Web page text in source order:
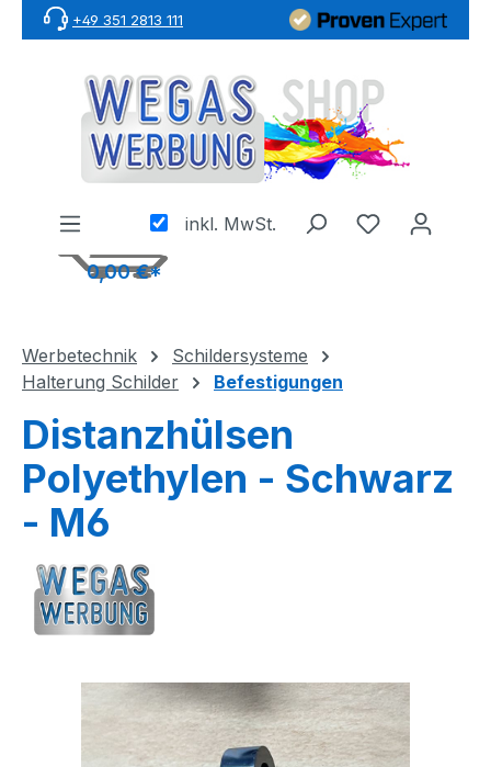
Zum Hauptinhalt springen
+49 351 2813 111
inkl. MwSt.
0,00 €*
Werbetechnik
Schildersysteme
Halterung Schilder
Befestigungen
Distanzhülsen
Polyethylen - Schwarz
- M6
Bildergalerie überspringen